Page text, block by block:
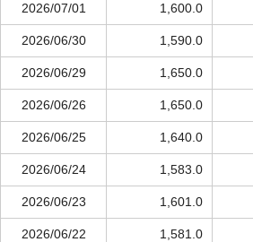
2026/07/01 1,600.0
2026/06/30 1,590.0
2026/06/29 1,650.0
2026/06/26 1,650.0
2026/06/25 1,640.0
2026/06/24 1,583.0
2026/06/23 1,601.0
2026/06/22 1,581.0